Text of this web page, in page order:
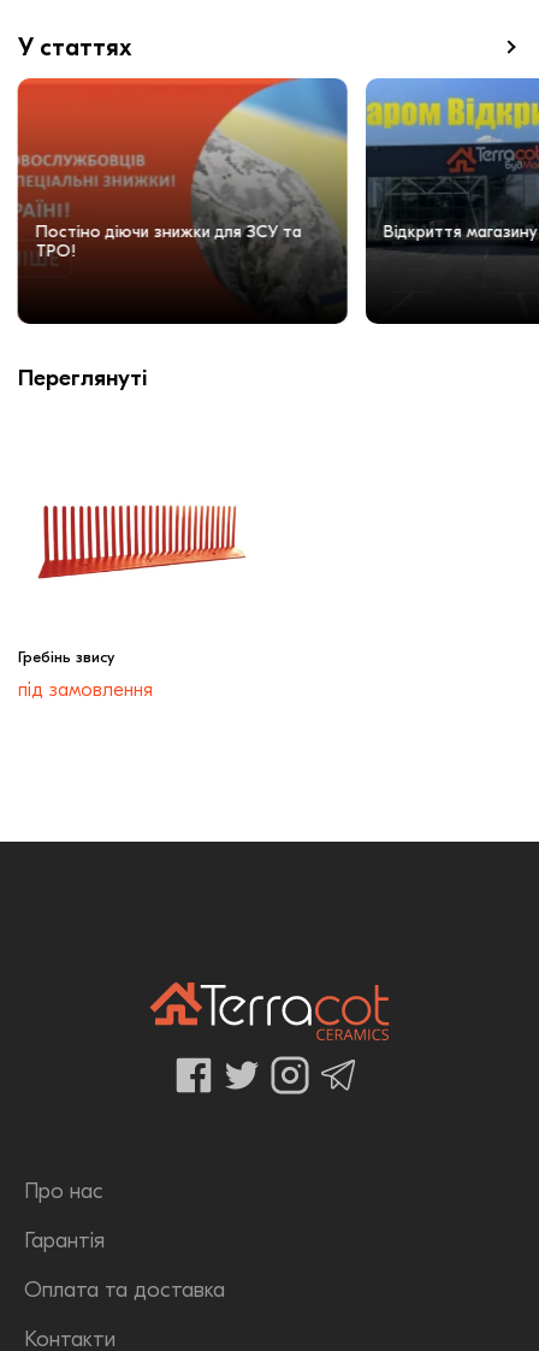
У статтях
Постіно діючи знижки для ЗСУ та
ТРО!
Відкриття магазину
Переглянуті
Гребінь звису
під замовлення
Про нас
Гарантія
Оплата та доставка
Контакти